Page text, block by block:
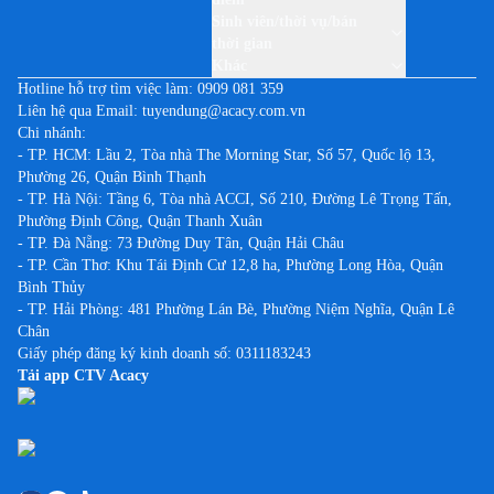
Việc làm tại Lào Cai
Việc làm tại Lâm Đồng
Việc làm tại Long An
Việc làm tại Nam Định
Việc làm tại Nghệ An
Việc làm tại Ninh Bình
Việc làm tại Ninh Thuận
Việc làm tại Phú Thọ
Việc làm tại Phú Yên
Việc làm tại Quảng Bình
Việc làm tại Quảng Nam
Hotline hỗ trợ tìm việc làm: 0909 081 359
Liên hệ qua Email: tuyendung@acacy.com.vn
Chi nhánh:
- TP. HCM: Lầu 2, Tòa nhà The Morning Star, Số 57, Quốc lộ 13,
Phường 26, Quận Bình Thạnh
- TP. Hà Nội: Tầng 6, Tòa nhà ACCI, Số 210, Đường Lê Trọng Tấn,
Phường Định Công, Quận Thanh Xuân
- TP. Đà Nẵng: 73 Đường Duy Tân, Quận Hải Châu
- TP. Cần Thơ: Khu Tái Định Cư 12,8 ha, Phường Long Hòa, Quận
Bình Thủy
- TP. Hải Phòng: 481 Phường Lán Bè, Phường Niệm Nghĩa, Quận Lê
Chân
Giấy phép đăng ký kinh doanh số: 0311183243
Tải app CTV Acacy